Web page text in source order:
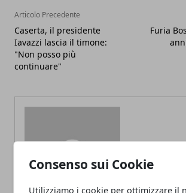
Consenso sui Cookie
Utilizziamo i cookie per ottimizzare il
Articolo Precedente
Caserta, il presidente
Iavazzi lascia il timone:
"Non posso più
continuare"
Furia
Redazione